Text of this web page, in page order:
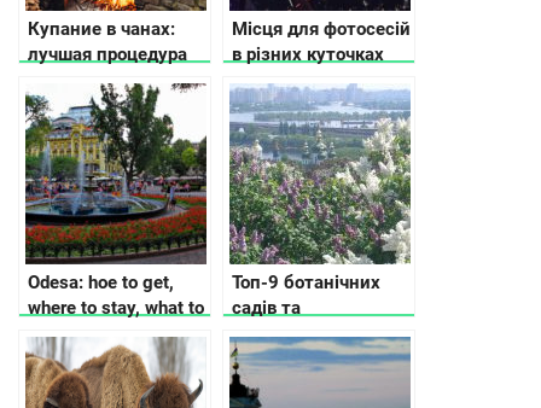
Купание в чанах:
лучшая процедура
Місця для фотосесій
в різних куточках
України, де має
сфотографуватись
кожен українець
Odesa: hoe to get,
where to stay, what to
see
Топ-9 ботанічних
садів та
ладшафтних парків
в Києві та поблизу